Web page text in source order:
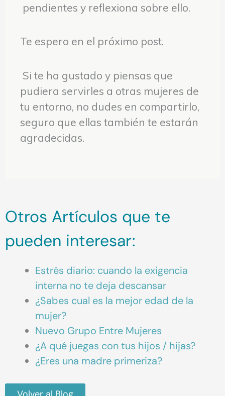
pendientes y reflexiona sobre ello.
Te espero en el próximo post.
Si te ha gustado y piensas que
pudiera servirles a otras mujeres de
tu entorno, no dudes en compartirlo,
seguro que ellas también te estarán
agradecidas.
Otros Artículos que te
pueden interesar:
Estrés diario: cuando la exigencia
interna no te deja descansar
¿Sabes cual es la mejor edad de la
mujer?
Nuevo Grupo Entre Mujeres
¿A qué juegas con tus hijos / hijas?
¿Eres una madre primeriza?